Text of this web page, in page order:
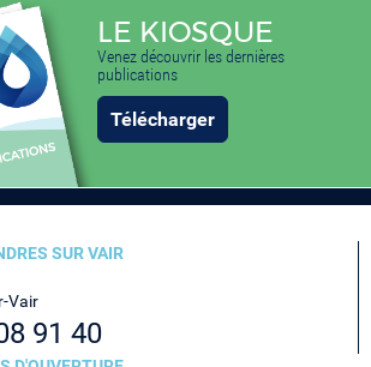
LE KIOSQUE
Venez découvrir les dernières
publications
Télécharger
SUR VAIR
Vair
91 40